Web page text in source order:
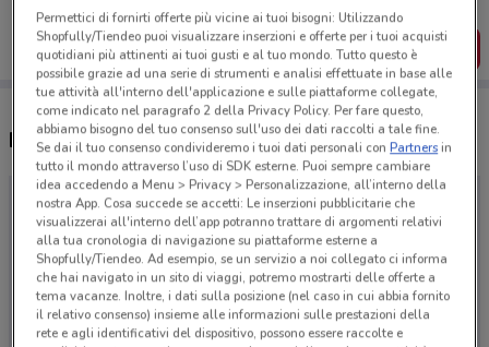
SCARICA L’APP
Negozi Bertoni Tende a Foggia
Permettici di fornirti offerte più vicine ai tuoi bisogni: Utilizzando
Shopfully/Tiendeo puoi visualizzare inserzioni e offerte per i tuoi acquisti
quotidiani più attinenti ai tuoi gusti e al tuo mondo. Tutto questo è
possibile grazie ad una serie di strumenti e analisi effettuate in base alle
tue attività all'interno dell'applicazione e sulle piattaforme collegate,
come indicato nel paragrafo 2 della Privacy Policy. Per fare questo,
abbiamo bisogno del tuo consenso sull'uso dei dati raccolti a tale fine.
Se dai il tuo consenso condivideremo i tuoi dati personali conPartnersin
tutto il mondo attraverso l’uso di SDK esterne. Puoi sempre cambiare
idea accedendo a Menu > Privacy > Personalizzazione, all’interno della
nostra App. Cosa succede se accetti: Le inserzioni pubblicitarie che
visualizzerai all'interno dell’app potranno trattare di argomenti relativi
alla tua cronologia di navigazione su piattaforme esterne a
Shopfully/Tiendeo. Ad esempio, se un servizio a noi collegato ci informa
che hai navigato in un sito di viaggi, potremo mostrarti delle offerte a
tema vacanze. Inoltre, i dati sulla posizione (nel caso in cui abbia fornito
il relativo consenso) insieme alle informazioni sulle prestazioni della
rete e agli identificativi del dispositivo, possono essere raccolte e